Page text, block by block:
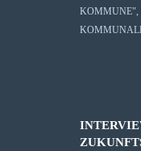
KOMMUNE",